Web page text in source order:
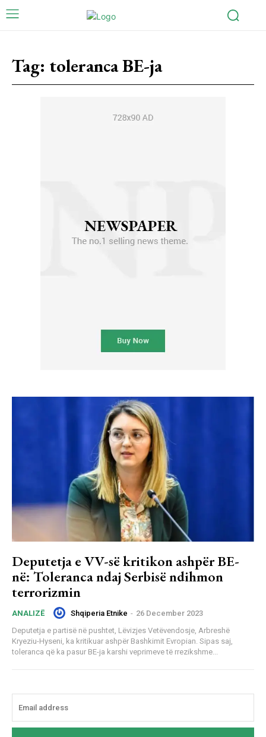
Tag: toleranca BE-ja
Deputetja e VV-së kritikon ashpër BE-
në: Toleranca ndaj Serbisë ndihmon
terrorizmin
ANALIZË Shqiperia Etnike - 26 December 2023
Deputetja e partisë në pushtet, Lëvizjes Vetëvendosje, Arbreshë
Kryeziu-Hyseni, ka kritikuar ashpër Bashkimit Evropian. Sipas saj,
toleranca që ka pasur BE-ja karshi veprimeve të rrezikshme...